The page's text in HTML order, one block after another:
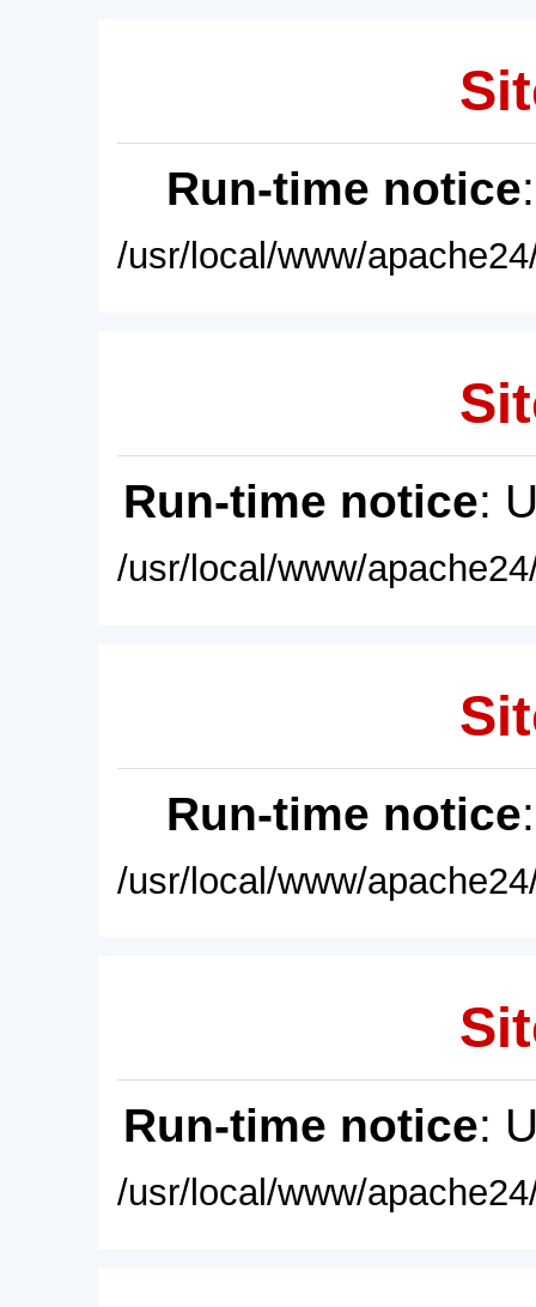
Run-time notice
/usr/local/www/
Run-time notice:
/usr/local/www/
Run-time notice
/usr/local/www/
Run-time notice:
/usr/local/www/